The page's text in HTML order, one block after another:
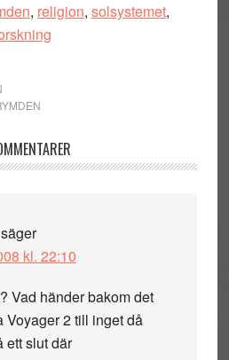
, religion, solsystemet,
säger
kl. 22:10
Vad händer bakom det
Voyager 2 till inget då
ett slut där